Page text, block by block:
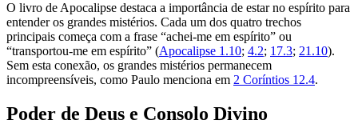
O livro de Apocalipse destaca a importância de estar no espírito para
entender os grandes mistérios. Cada um dos quatro trechos
principais começa com a frase “achei-me em espírito” ou
“transportou-me em espírito” (Apocalipse 1.10; 4.2; 17.3; 21.10).
Sem esta conexão, os grandes mistérios permanecem
incompreensíveis, como Paulo menciona em 2 Coríntios 12.4.
Poder de Deus e Consolo Divino